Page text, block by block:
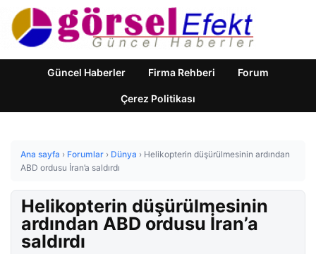
Güncel Haberler Firma Rehberi Forum
Çerez Politikası
Ana sayfa › Forumlar › Dünya › Helikopterin düşürülmesinin ardından
ABD ordusu İran’a saldırdı
Helikopterin düşürülmesinin
ardından ABD ordusu İran’a
saldırdı